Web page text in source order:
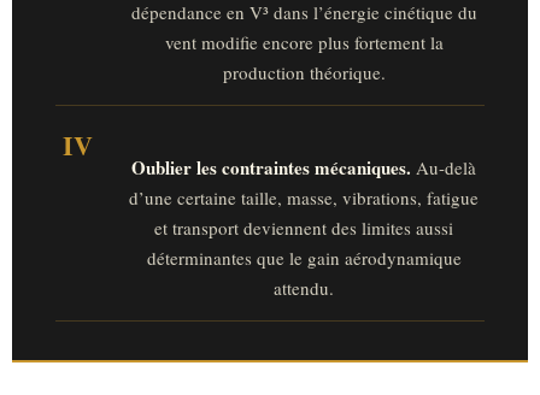
dépendance en V³ dans l’énergie cinétique du
vent modifie encore plus fortement la
production théorique.
IV
Oublier les contraintes mécaniques. Au-delà
d’une certaine taille, masse, vibrations, fatigue
et transport deviennent des limites aussi
déterminantes que le gain aérodynamique
attendu.